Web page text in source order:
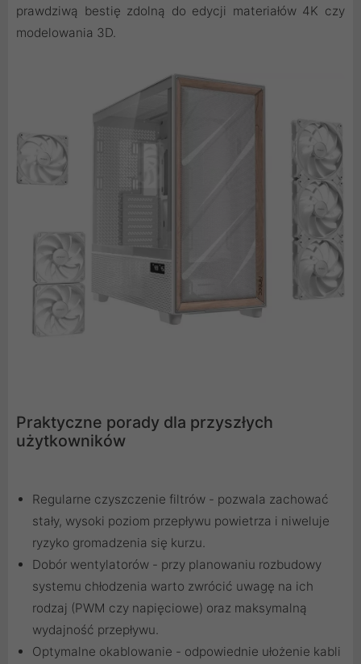
prawdziwą bestię zdolną do edycji materiałów 4K czy
modelowania 3D.
Praktyczne porady dla przyszłych
użytkowników
Regularne czyszczenie filtrów - pozwala zachować
stały, wysoki poziom przepływu powietrza i niweluje
ryzyko gromadzenia się kurzu.
Dobór wentylatorów - przy planowaniu rozbudowy
systemu chłodzenia warto zwrócić uwagę na ich
rodzaj (PWM czy napięciowe) oraz maksymalną
wydajność przepływu.
Optymalne okablowanie - odpowiednie ułożenie kabli